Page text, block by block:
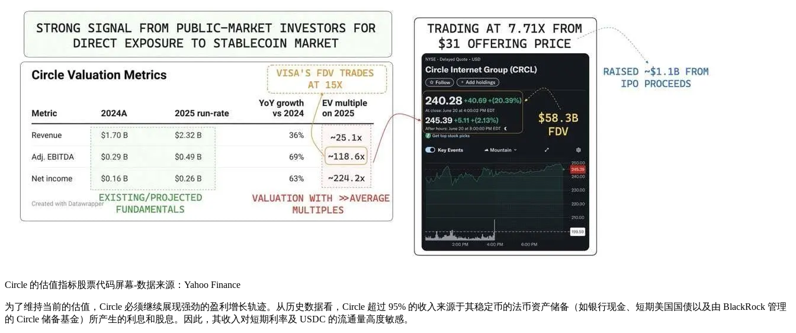
Circle 的估值指标股票代码屏幕-数据来源：Yahoo Finance
为了维持当前的估值，Circle 必须继续展现强劲的盈利增长轨迹。从历史数据看，Circle 超过 95% 的收入来源于其稳定币的法币资产储备（如银行现金、短期美国国债以及由 BlackRock 管理
的 Circle 储备基金）所产生的利息和股息。因此，其收入对短期利率及 USDC 的流通量高度敏感。